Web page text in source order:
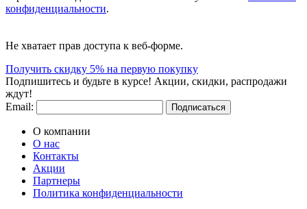
конфиденциальности.
Не хватает прав доступа к веб-форме.
Получить скидку 5% на первую покупку
Подпишитесь и будьте в курсе! Акции, скидки, распродажи
ждут!
Email:
Подписаться
О компании
О нас
Контакты
Акции
Партнеры
Политика конфиденциальности